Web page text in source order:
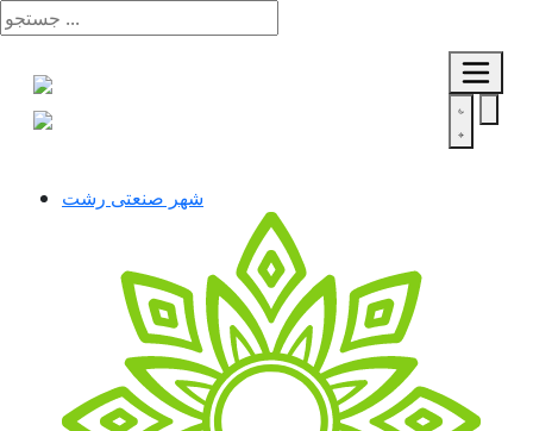
شهر صنعتی رشت